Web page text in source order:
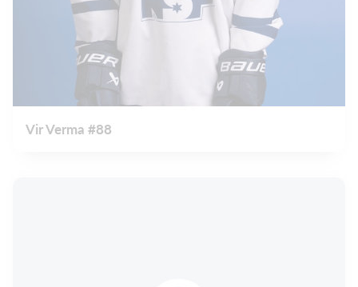
Vir Verma #88